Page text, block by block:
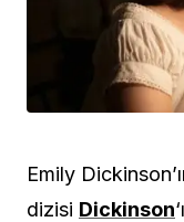
Emily
dizisi Dickinson